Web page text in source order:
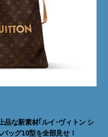
品な新素材｢ルイ･ヴィトン シ
ッグ10型を全部見せ！